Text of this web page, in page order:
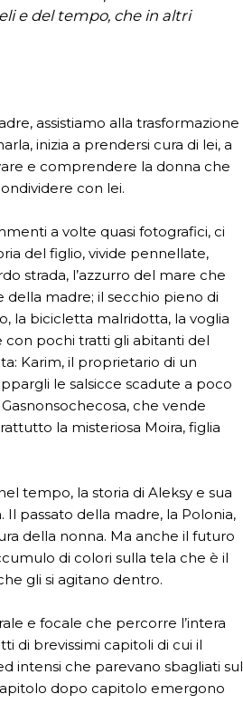
e del tempo, che in altri
assistiamo alla trasformazione
inizia a prendersi cura di lei, a
e comprendere la donna che
con lei.
a volte quasi fotografici, ci
del figlio, vivide pennellate,
strada, l’azzurro del mare che
madre; il secchio pieno di
la bicicletta malridotta, la voglia
con pochi tratti gli abitanti del
Karim, il proprietario di un
le salsicce scadute a poco
che vende
la misteriosa Moira, figlia
tempo, la storia di Aleksy e sua
Il passato della madre, la Polonia,
della nonna. Ma anche il futuro
di colori sulla tela che è il
gli si agitano dentro.
e focale che percorre l’intera
di brevissimi capitoli di cui il
intensi che parevano sbagliati sul
dopo capitolo emergono